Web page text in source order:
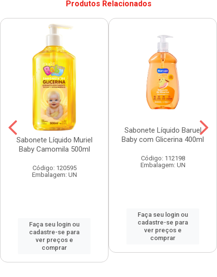
Produtos Relacionados
Sabonete Líquido Muriel
Baby Camomila 500ml
Código: 120595
Embalagem: UN
Faça seu login ou
cadastre-se para
ver preços e
comprar
Sabonete Líquido Baruel
Baby com Glicerina 400ml
Código: 112198
Embalagem: UN
Faça seu login ou
cadastre-se para
ver preços e
comprar